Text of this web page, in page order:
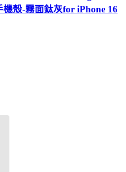
殼-霧面鈦灰for iPhone 16